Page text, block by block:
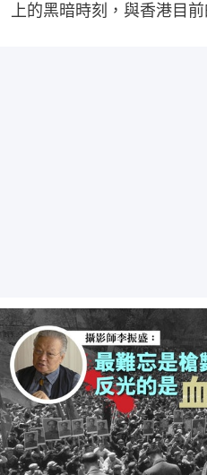
上的黑暗時刻，與香港目